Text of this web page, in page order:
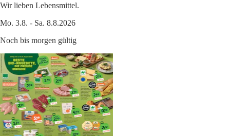
Wir lieben Lebensmittel.
Mo. 3.8. - Sa. 8.8.2026
Noch bis morgen gültig